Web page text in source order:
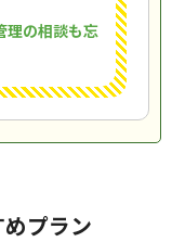
理の相談も忘
プラン